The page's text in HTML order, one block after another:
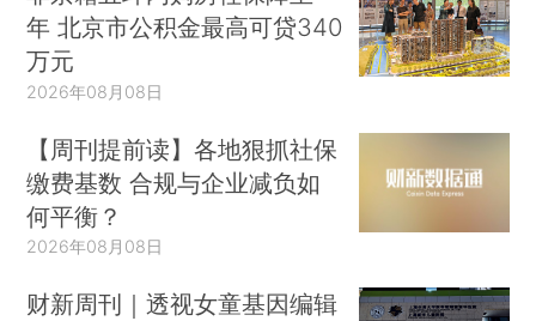
年 北京市公积金最高可贷340
万元
2026年08月08日
【周刊提前读】各地狠抓社保
缴费基数 合规与企业减负如
何平衡？
2026年08月08日
财新周刊｜透视女童基因编辑